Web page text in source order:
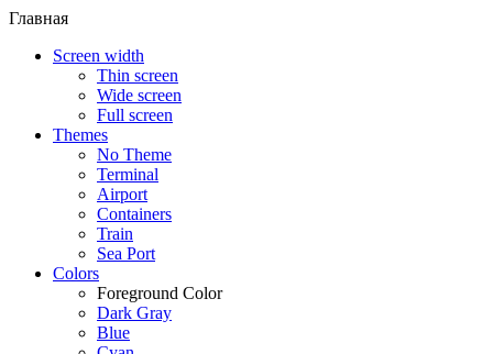
Главная
Screen width
Thin screen
Wide screen
Full screen
Themes
No Theme
Terminal
Airport
Containers
Train
Sea Port
Colors
Foreground Color
Dark Gray
Blue